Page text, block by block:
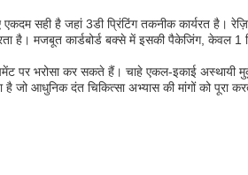
सही है जहां 3डी प्रिंटिंग तकनीक कार्यरत है।
है। मजबूत कार्डबोर्ड बक्से में इसकी पैकेजिंग, केवल 1
पर भरोसा कर सकते हैं। चाहे एकल-इकाई अस्थायी
जो आधुनिक दंत चिकित्सा अभ्यास की मांगों को पूरा